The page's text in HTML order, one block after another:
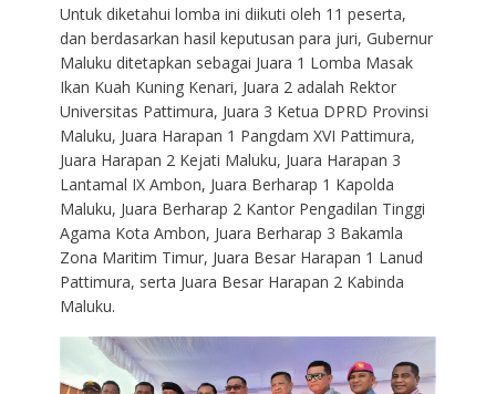
Untuk diketahui lomba ini diikuti oleh 11 peserta,
dan berdasarkan hasil keputusan para juri, Gubernur
Maluku ditetapkan sebagai Juara 1 Lomba Masak
Ikan Kuah Kuning Kenari, Juara 2 adalah Rektor
Universitas Pattimura, Juara 3 Ketua DPRD Provinsi
Maluku, Juara Harapan 1 Pangdam XVI Pattimura,
Juara Harapan 2 Kejati Maluku, Juara Harapan 3
Lantamal IX Ambon, Juara Berharap 1 Kapolda
Maluku, Juara Berharap 2 Kantor Pengadilan Tinggi
Agama Kota Ambon, Juara Berharap 3 Bakamla
Zona Maritim Timur, Juara Besar Harapan 1 Lanud
Pattimura, serta Juara Besar Harapan 2 Kabinda
Maluku.